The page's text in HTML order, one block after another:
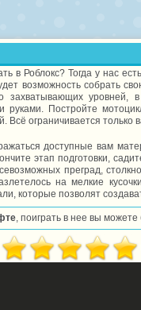
в Роблокс? Тогда у нас
возможность собрать
захватывающих
руками. Постройте
Всё ограничивается
доступные вам
этап подготовки,
преград,
на мелкие
которые позволят
, поиграть в нее вы